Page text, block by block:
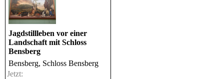
Jagdstillleben vor einer
Landschaft mit Schloss
Bensberg
Bensberg, Schloss Bensberg
Jetzt: